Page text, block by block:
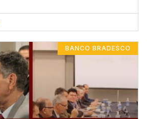
BANCO BRADESCO